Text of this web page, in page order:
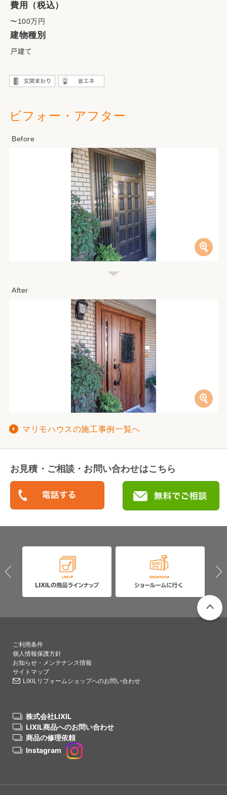
費用（税込）
〜100万円
建物種別
戸建て
ビフォー・アフター
マリモハウスの施工事例一覧へ
お見積・ご相談・お問い合わせはこちら
ご利用条件
個人情報保護方針
お知らせ・メンテナンス情報
サイトマップ
LIXILリフォームショップへのお問い合わせ
株式会社LIXIL
LIXIL商品へのお問い合わせ
商品の修理依頼
Instagram